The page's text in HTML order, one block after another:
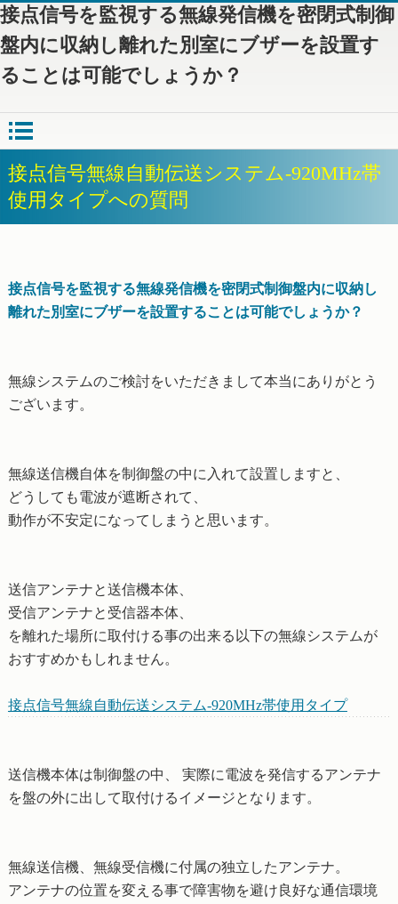
接点信号を監視する無線発信機を密閉式制御
盤内に収納し離れた別室にブザーを設置す
ることは可能でしょうか？
接点信号無線自動伝送システム-920MHz帯
使用タイプへの質問
接点信号を監視する無線発信機を密閉式制御盤内に収納し
離れた別室にブザーを設置することは可能でしょうか？
無線システムのご検討をいただきまして本当にありがとう
ございます。
無線送信機自体を制御盤の中に入れて設置しますと、
どうしても電波が遮断されて、
動作が不安定になってしまうと思います。
送信アンテナと送信機本体、
受信アンテナと受信器本体、
を離れた場所に取付ける事の出来る以下の無線システムが
おすすめかもしれません。
接点信号無線自動伝送システム-920MHz帯使用タイプ
送信機本体は制御盤の中、 実際に電波を発信するアンテナ
を盤の外に出して取付けるイメージとなります。
無線送信機、無線受信機に付属の独立したアンテナ。
アンテナの位置を変える事で障害物を避け良好な通信環境